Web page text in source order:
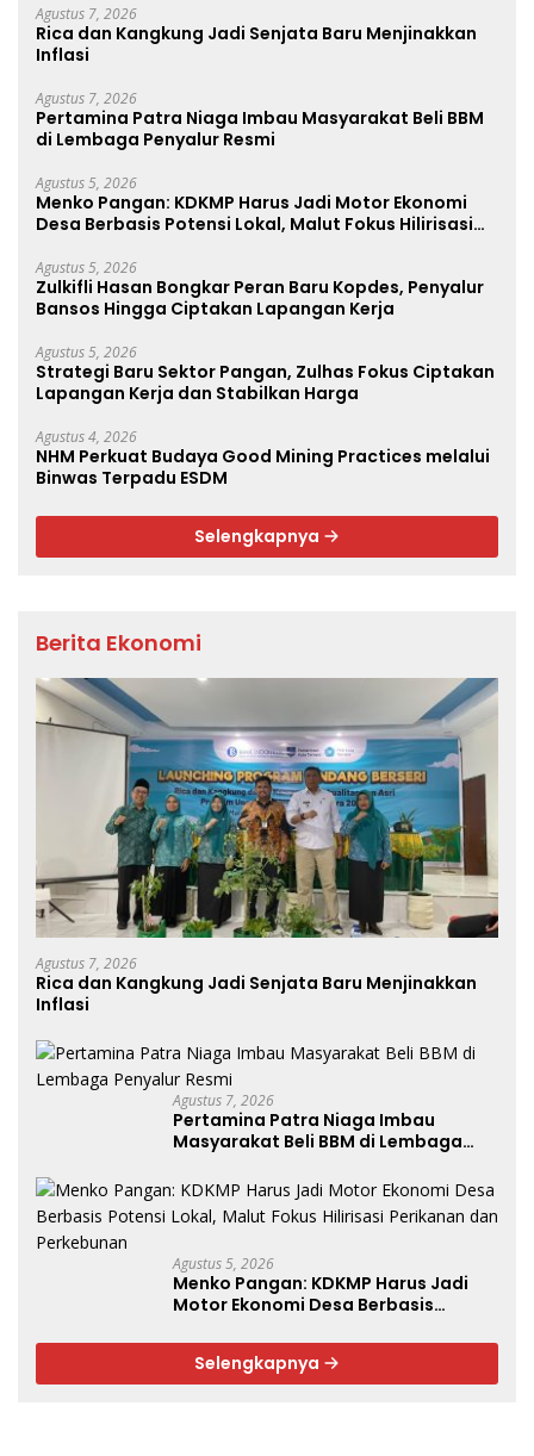
Agustus 7, 2026
Rica dan Kangkung Jadi Senjata Baru Menjinakkan
Inflasi
Agustus 7, 2026
Pertamina Patra Niaga Imbau Masyarakat Beli BBM
di Lembaga Penyalur Resmi
Agustus 5, 2026
Menko Pangan: KDKMP Harus Jadi Motor Ekonomi
Desa Berbasis Potensi Lokal, Malut Fokus Hilirisasi
Agustus 5, 2026
Zulkifli Hasan Bongkar Peran Baru Kopdes, Penyalur
Bansos Hingga Ciptakan Lapangan Kerja
Agustus 5, 2026
Strategi Baru Sektor Pangan, Zulhas Fokus Ciptakan
Lapangan Kerja dan Stabilkan Harga
Agustus 4, 2026
NHM Perkuat Budaya Good Mining Practices melalui
Binwas Terpadu ESDM
Selengkapnya
Berita Ekonomi
Agustus 7, 2026
Rica dan Kangkung Jadi Senjata Baru Menjinakkan
Inflasi
Agustus 7, 2026
Pertamina Patra Niaga Imbau
Masyarakat Beli BBM di Lembaga
Agustus 5, 2026
Menko Pangan: KDKMP Harus Jadi
Motor Ekonomi Desa Berbasis
Perikanan dan Perkebunan
Selengkapnya